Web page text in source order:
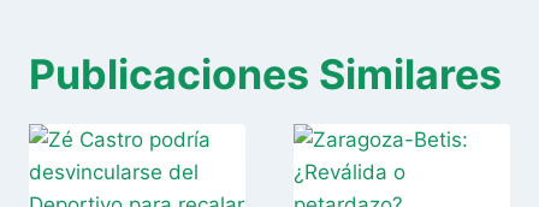
Publicaciones Similares